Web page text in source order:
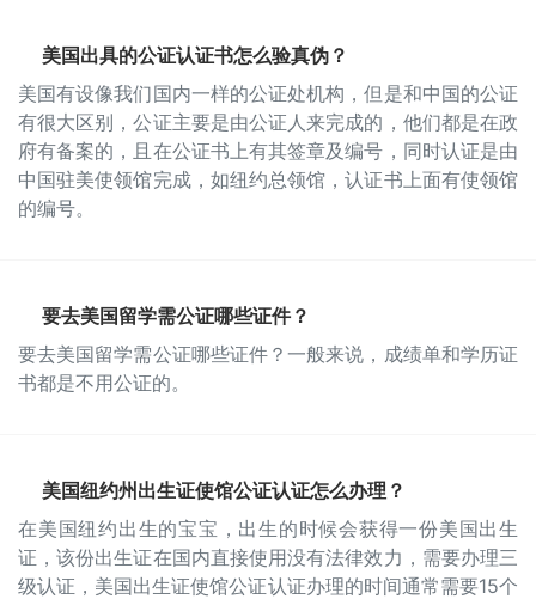
美国出具的公证认证书怎么验真伪？
美国有设像我们国内一样的公证处机构，但是和中国的公证
有很大区别，公证主要是由公证人来完成的，他们都是在政
府有备案的，且在公证书上有其签章及编号，同时认证是由
中国驻美使领馆完成，如纽约总领馆，认证书上面有使领馆
的编号。
要去美国留学需公证哪些证件？
要去美国留学需公证哪些证件？一般来说，成绩单和学历证
书都是不用公证的。
美国纽约州出生证使馆公证认证怎么办理？
在美国纽约出生的宝宝，出生的时候会获得一份美国出生
证，该份出生证在国内直接使用没有法律效力，需要办理三
级认证，美国出生证使馆公证认证办理的时间通常需要15个